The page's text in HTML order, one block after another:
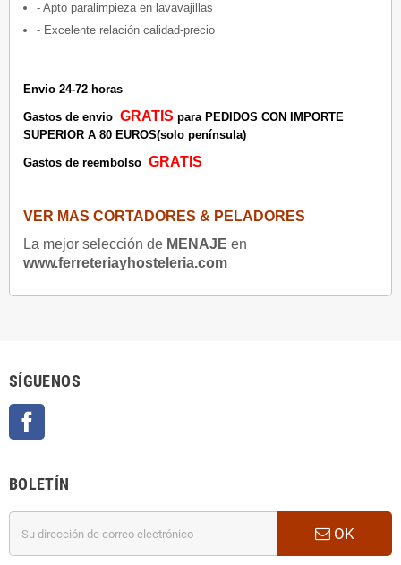
- Apto paralimpieza en lavavajillas
- Excelente relación calidad-precio
Envio 24-72 horas
Gastos de envio GRATIS para PEDIDOS CON IMPORTE
SUPERIOR A 80 EUROS(solo península)
Gastos de reembolso GRATIS
VER MAS CORTADORES & PELADORES
La mejor selección de MENAJE en
www.ferreteriayhosteleria.com
SÍGUENOS
BOLETÍN
OK